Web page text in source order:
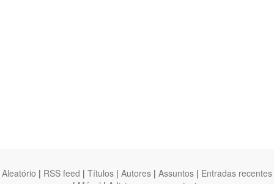
Aleatório | RSS feed | Títulos | Autores | Assuntos | Entradas recentes